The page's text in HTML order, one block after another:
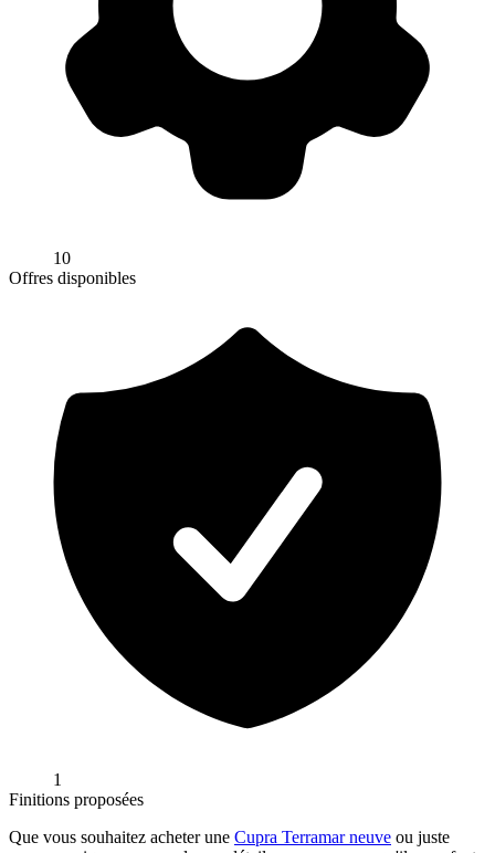
10
Offres disponibles
1
Finitions proposées
Que vous souhaitez acheter une Cupra Terramarneuve ou juste